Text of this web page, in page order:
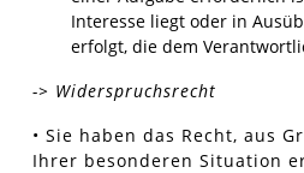
Interesse liegt oder in
erfolgt, die dem
-> Widerspruchsrecht
• Sie haben das Recht, aus
Ihrer besonderen Situation